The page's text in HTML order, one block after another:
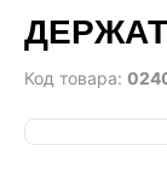
Код товара: